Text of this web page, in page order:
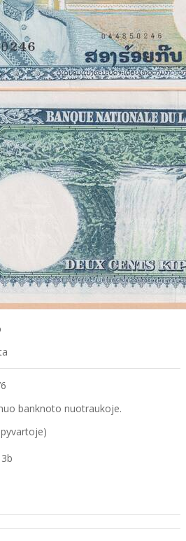
banknoto nuotraukoje.